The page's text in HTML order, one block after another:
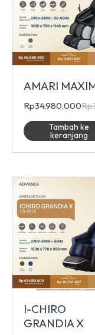
AMARI
Rp
Rp34,980,000
Tambah ke
keranjang
I-CHIRO
GRANDIA X